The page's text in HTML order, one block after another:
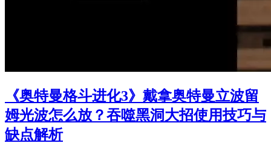
《奥特曼格斗进化3》戴拿奥特曼立波留
姆光波怎么放？吞噬黑洞大招使用技巧与
缺点解析